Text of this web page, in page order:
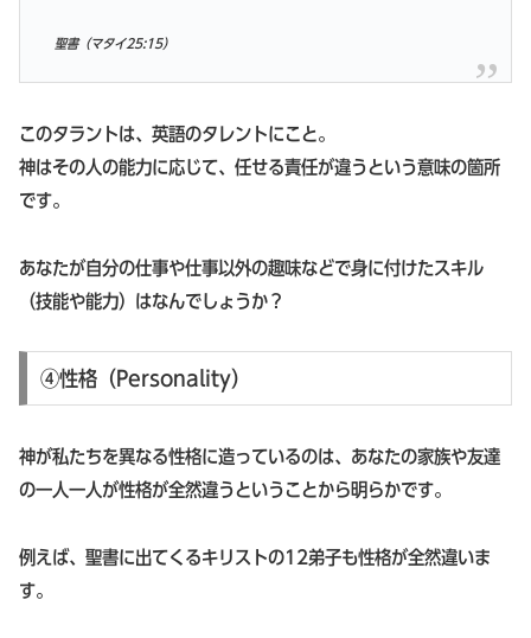
聖書（マタイ25:15）
このタラントは、英語のタレントにこと。
神はその人の能力に応じて、任せる責任が違うという意味の箇所
です。
あなたが自分の仕事や仕事以外の趣味などで身に付けたスキル
（技能や能力）はなんでしょうか？
④性格（Personality）
神が私たちを異なる性格に造っているのは、あなたの家族や友達
の一人一人が性格が全然違うということから明らかです。
例えば、聖書に出てくるキリストの12弟子も性格が全然違いま
す。